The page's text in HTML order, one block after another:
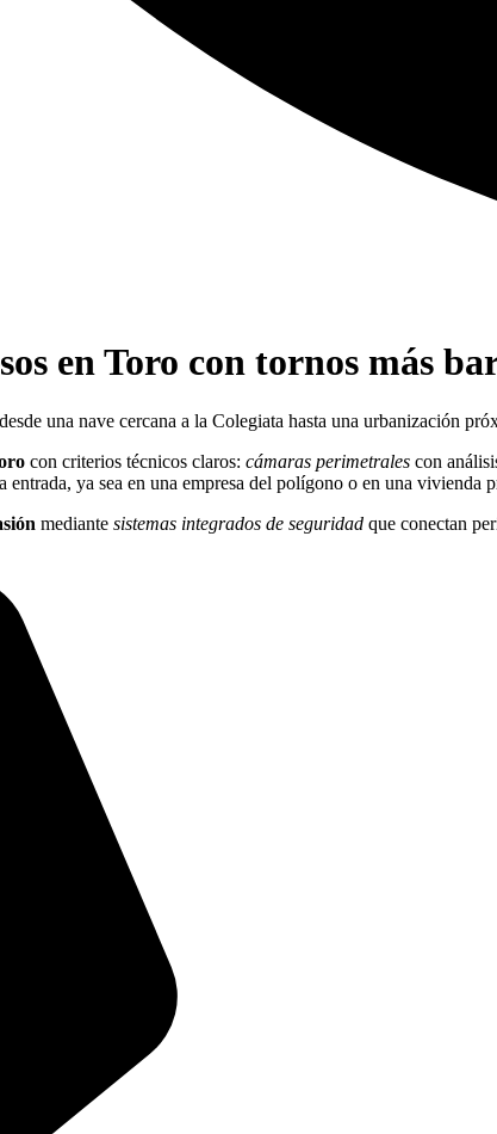
en Toro con tornos más
una nave cercana a la Colegiata hasta una urbanización
con criterios técnicos claros: cámaras perimetrales con
entrada, ya sea en una empresa del polígono o en una vivienda
mediante sistemas integrados de seguridad que conectan